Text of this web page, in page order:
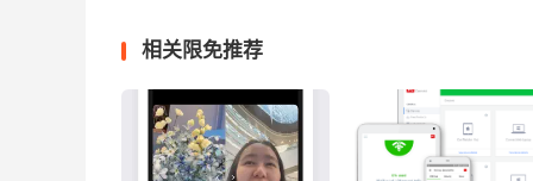
相关限免推荐